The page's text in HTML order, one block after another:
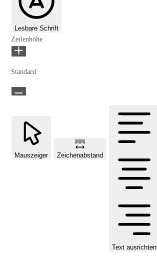
Lesbare Schrift
Zeilenhöhe
Standard
Mauszeiger Zeichenabstand
Text ausrichten